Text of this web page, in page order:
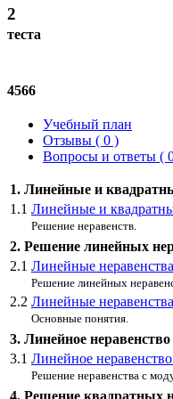
2
теста
4566
Учебный план
Отзывы ( 0 )
Вопросы и ответы (
1. Линейные и
1.1 Линейные и
Решение неравенств.
2. Решение линейных
2.1 Линейные
Решение линейных
2.2 Линейные
Основные понятия.
3. Линейное
3.1 Линейное
Решение неравенства с
4. Решение квадратных